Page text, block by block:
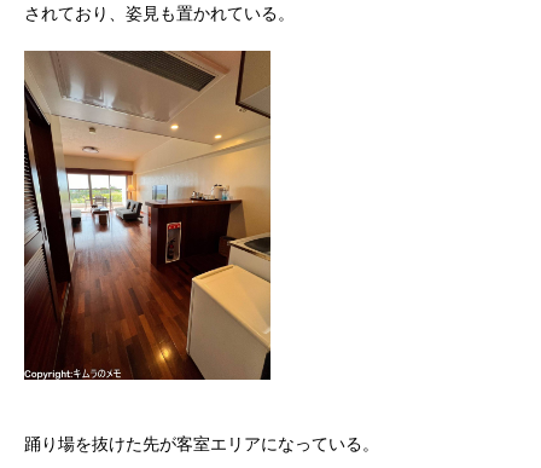
されており、姿見も置かれている。
踊り場を抜けた先が客室エリアになっている。